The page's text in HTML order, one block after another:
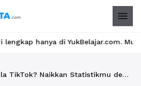
menu
YukBelajar.com. Mulai langkah
Pemula TikTok? Naikkan Statistikmu dengan Jasa View Terpercaya